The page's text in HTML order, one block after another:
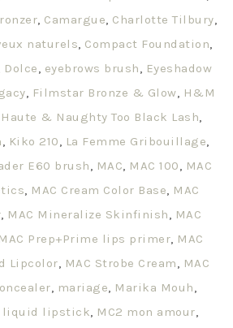
, Camargue, Charlotte Tilbury,
naturels, Compact Foundation,
Dolce, eyebrows brush, Eyeshadow
, Filmstar Bronze & Glow, H&M
Haute & Naughty Too Black Lash,
, Kiko 210, La Femme Gribouillage,
E60 brush, MAC, MAC 100, MAC
, MAC Cream Color Base, MAC
, MAC Mineralize Skinfinish, MAC
MAC Prep+Prime lips primer, MAC
Lipcolor, MAC Strobe Cream, MAC
, mariage, Marika Mouh,
liquid lipstick, MC2 mon amour,